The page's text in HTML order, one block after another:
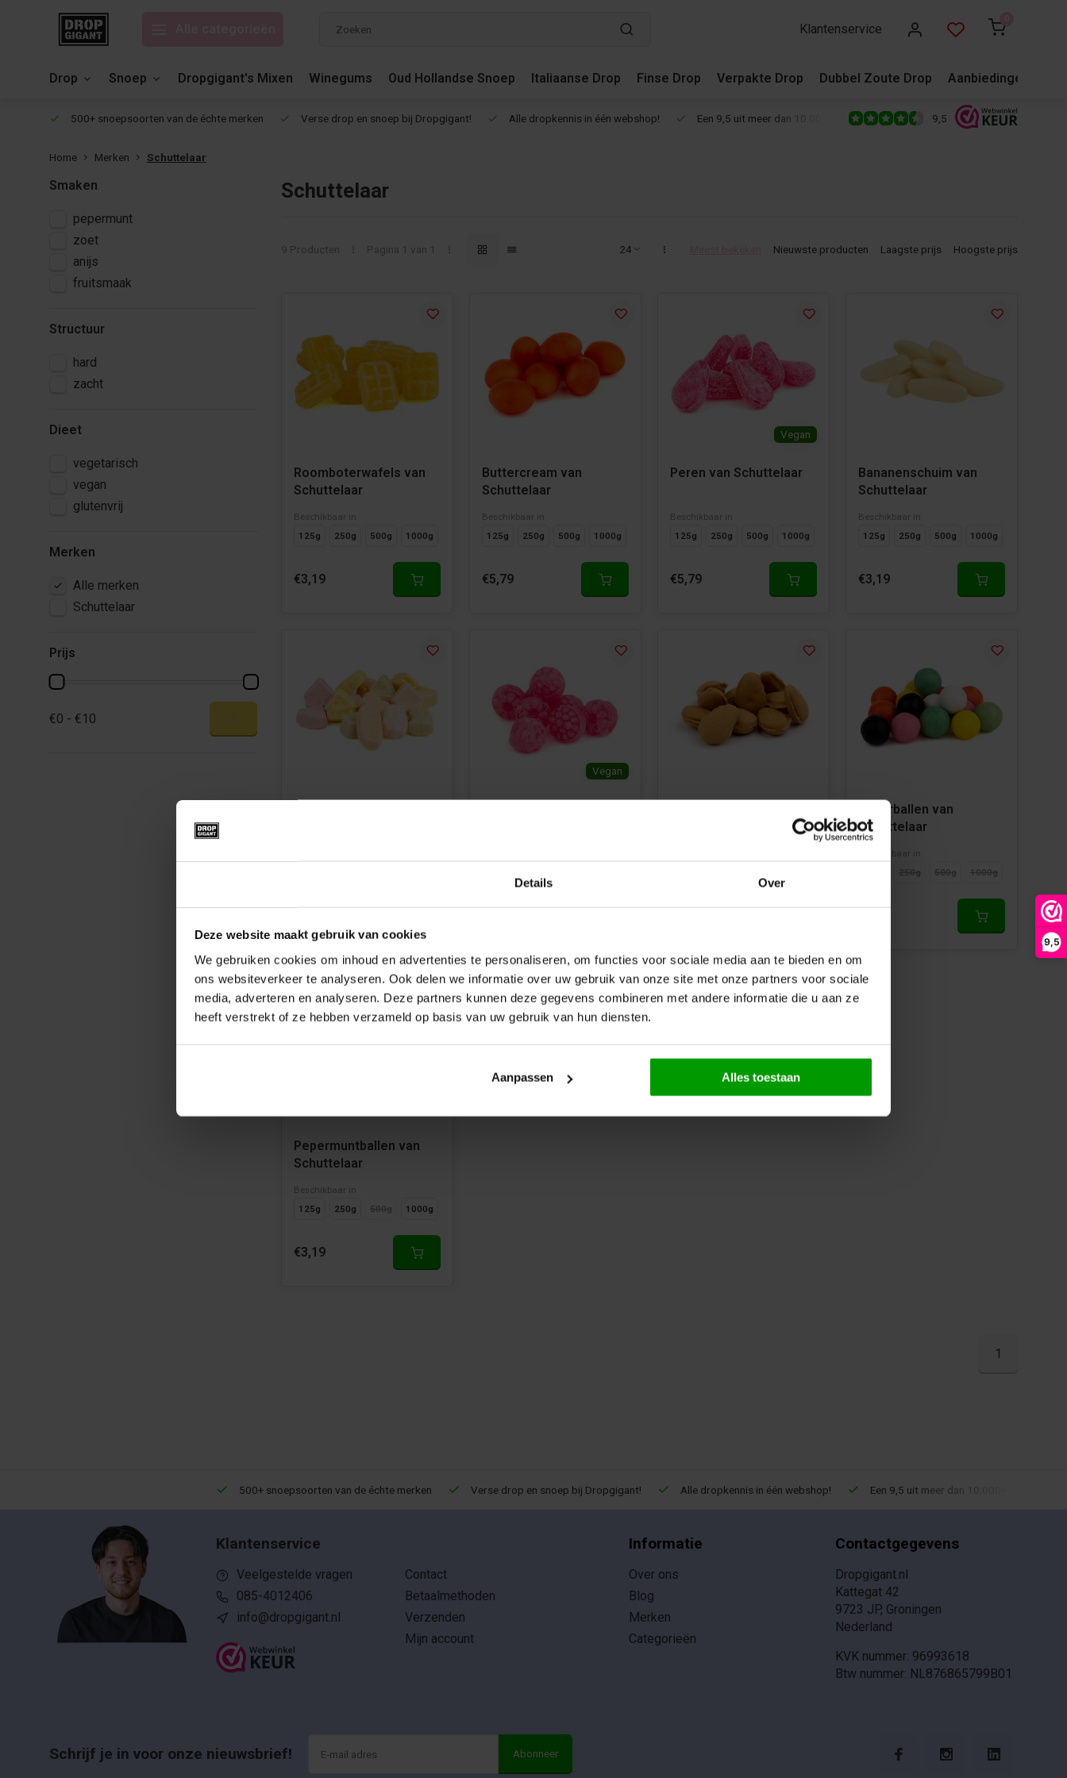
Details Over
Deze website maakt gebruik van cookies
We gebruiken cookies om inhoud en advertenties te personaliseren, om functies voor sociale media aan te bieden en om
ons websiteverkeer te analyseren. Ook delen we informatie over uw gebruik van onze site met onze partners voor sociale
media, adverteren en analyseren. Deze partners kunnen deze gegevens combineren met andere informatie die u aan ze
heeft verstrekt of ze hebben verzameld op basis van uw gebruik van hun diensten.
Aanpassen Alles toestaan
9,5
Klantenservice
Drop Snoep Dropgigant's Mixen Winegums Oud Hollandse Snoep Italiaanse Drop Finse Drop Verpakte Drop Dubbel Zoute Drop Aanbiedingen
500+ snoepsoorten van de échte merken Verse drop en snoep bij Dropgigant! Alle dropkennis in één webshop! Een 9,5 uit meer dan 10.000+ reviews! 500+ snoepsoorten van de
9,5
Home Merken Schuttelaar
Smaken
pepermunt
zoet
anijs
fruitsmaak
Structuur
hard
zacht
Dieet
vegetarisch
vegan
glutenvrij
Merken
Alle merken
Schuttelaar
Prijs
€0 - €10
Schuttelaar
9 Producten Pagina 1 van 1 Nieuwste producten Laagste prijs Hoogste prijs
Roomboterwafels van
Schuttelaar
Beschikbaar in
125g
250g 500g 1000g
€3,19
Buttercream van
Schuttelaar
Beschikbaar in
125g
250g 500g 1000g
€5,79
Vegan
Peren van Schuttelaar
Beschikbaar in
125g
250g 500g 1000g
€5,79
Bananenschuim van
Schuttelaar
Beschikbaar in
125g
250g 500g 1000g
€3,19
Vegan
Toverballen van
Schuttelaar
Beschikbaar in
250g 500g 1000g
Pepermuntballen van
Schuttelaar
Beschikbaar in
125g
250g 500g 1000g
€3,19
1
500+ snoepsoorten van de échte merken Verse drop en snoep bij Dropgigant! Alle dropkennis in één webshop! Een 9,5 uit meer dan 10.000+ reviews!
Klantenservice
Veelgestelde vragen
085-4012406
info@dropgigant.nl
Contact
Betaalmethoden
Verzenden
Mijn account
Informatie
Over ons
Blog
Merken
Categorieën
Contactgegevens
Dropgigant.nl
Kattegat 42
9723 JP, Groningen
Nederland
KVK nummer: 96993618
Btw nummer: NL876865799B01
Schrijf je in voor onze nieuwsbrief! Abonneer